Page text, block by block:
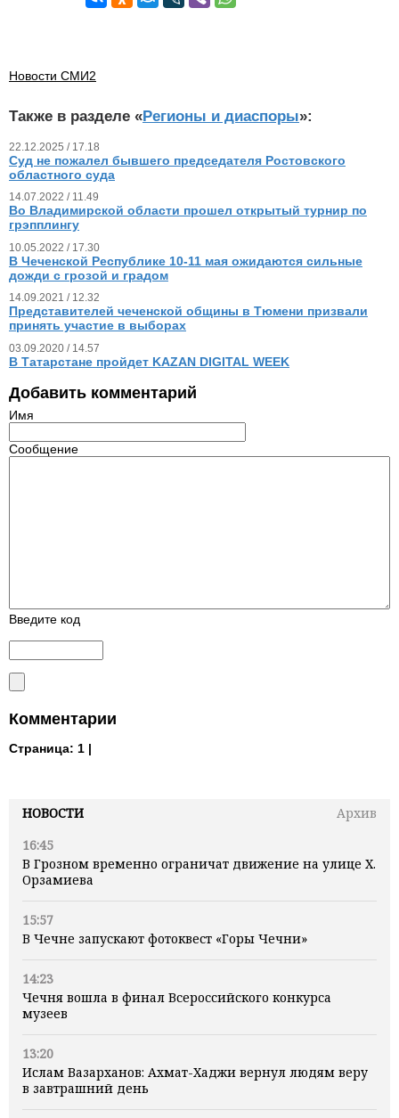
НОВОСТИ
Архив
16:45
В Грозном временно ограничат движение на улице Х.
Орзамиева
15:57
В Чечне запускают фотоквест «Горы Чечни»
14:23
Чечня вошла в финал Всероссийского конкурса
музеев
13:20
Ислам Вазарханов: Ахмат-Хаджи вернул людям веру
в завтрашний день
Новости СМИ2
Также в разделе «Регионы и диаспоры»:
22.12.2025 / 17.18
Суд не пожалел бывшего председателя Ростовского
областного суда
14.07.2022 / 11.49
Во Владимирской области прошел открытый турнир по
грэпплингу
10.05.2022 / 17.30
В Чеченской Республике 10-11 мая ожидаются сильные
дожди с грозой и градом
14.09.2021 / 12.32
Представителей чеченской общины в Тюмени призвали
принять участие в выборах
03.09.2020 / 14.57
В Татарстане пройдет KAZAN DIGITAL WEEK
Добавить комментарий
Имя
Сообщение
Введите код
Комментарии
Страница: 1 |